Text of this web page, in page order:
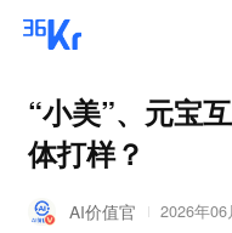
“小美”、元宝
体打样？
AI价值官 2026年